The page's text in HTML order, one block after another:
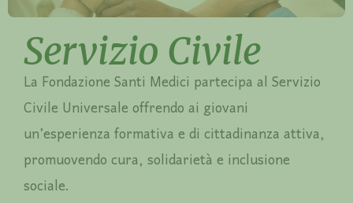
Servizio Civile
La Fondazione Santi Medici partecipa al Servizio
Civile Universale offrendo ai giovani
un’esperienza formativa e di cittadinanza attiva,
promuovendo cura, solidarietà e inclusione
sociale.